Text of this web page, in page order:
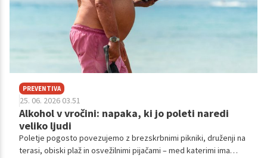
PREVENTIVA
25. 06. 2026 03.51
Alkohol v vročini: napaka, ki jo poleti naredi
veliko ljudi
Poletje pogosto povezujemo z brezskrbnimi pikniki, druženji na
terasi, obiski plaž in osvežilnimi pijačami – med katerimi ima